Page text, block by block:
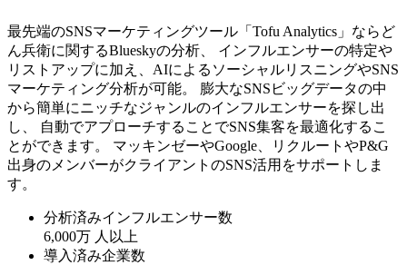
最先端のSNSマーケティングツール「Tofu Analytics」ならど
ん兵衛に関するBlueskyの分析、 インフルエンサーの特定や
リストアップに加え、AIによるソーシャルリスニングやSNS
マーケティング分析が可能。 膨大なSNSビッグデータの中
から簡単にニッチなジャンルのインフルエンサーを探し出
し、 自動でアプローチすることでSNS集客を最適化するこ
とができます。 マッキンゼーやGoogle、リクルートやP&G
出身のメンバーがクライアントのSNS活用をサポートしま
す。
分析済みインフルエンサー数
6,000万 人以上
導入済み企業数